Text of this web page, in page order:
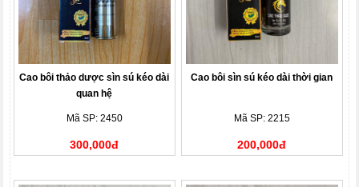
Cao bôi thảo dược sìn sú kéo dài
quan hệ
Mã SP: 2450
300,000đ
Cao bôi sìn sú kéo dài thời gian
Mã SP: 2215
200,000đ